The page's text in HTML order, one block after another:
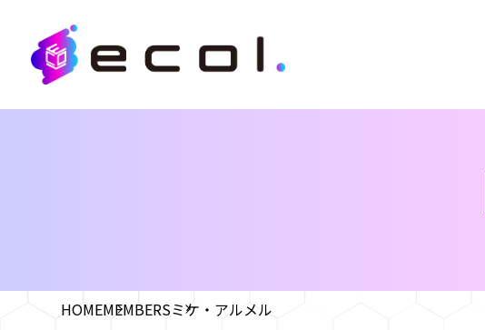
HOMEMEMBERSミケ・アルメル